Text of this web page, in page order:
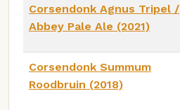
Corsendonk Agnus Tripel /
Abbey Pale Ale (2021)
Corsendonk Summum
Roodbruin (2018)